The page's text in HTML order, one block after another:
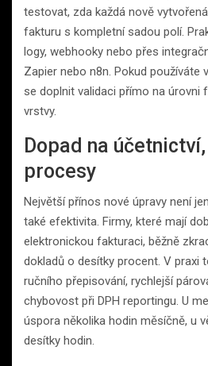
testovat, zda každá nově
fakturu s kompletní sadou polí.
logy, webhooky nebo přes
Zapier nebo n8n. Pokud používáte
se doplnit validaci přímo na úrovni
vrstvy.
Dopad na
procesy
Největší přínos nové úpravy není
také efektivita. Firmy, které mají
elektronickou fakturaci, běžně
dokladů o desítky procent. V praxi
ručního přepisování, rychlejší
chybovost při DPH reportingu. U
úspora několika hodin měsíčně, u
desítky hodin.